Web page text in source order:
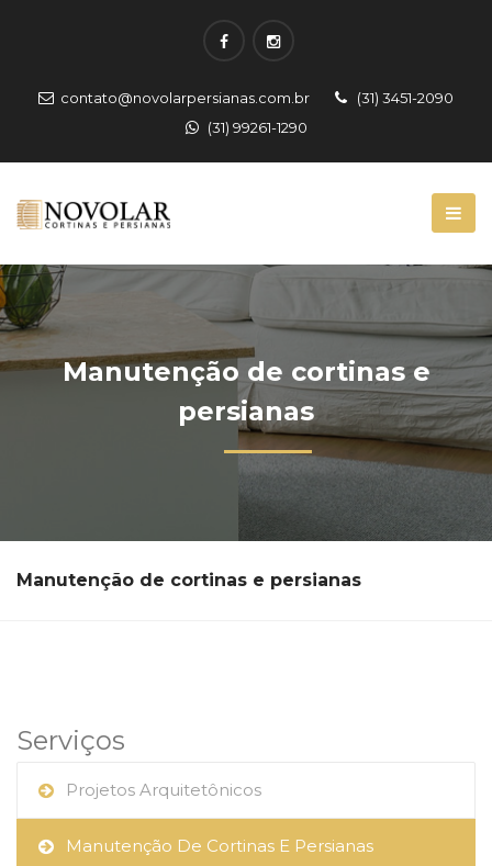
contato@novolarpersianas.com.br
(31) 3451-2090
(31) 99261-1290
Manutenção de cortinas e
persianas
Manutenção de cortinas e persianas
Serviços
Projetos Arquitetônicos
Manutenção De Cortinas E Persianas